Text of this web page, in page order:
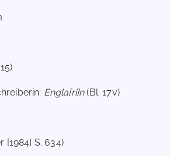
Engla[ri]n(Bl. 17v)
[1984] S. 634)